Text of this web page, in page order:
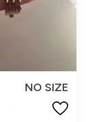
NO SIZE